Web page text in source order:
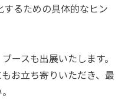
するための具体的なヒン
ースも出展いたします。
お立ち寄りいただき、最